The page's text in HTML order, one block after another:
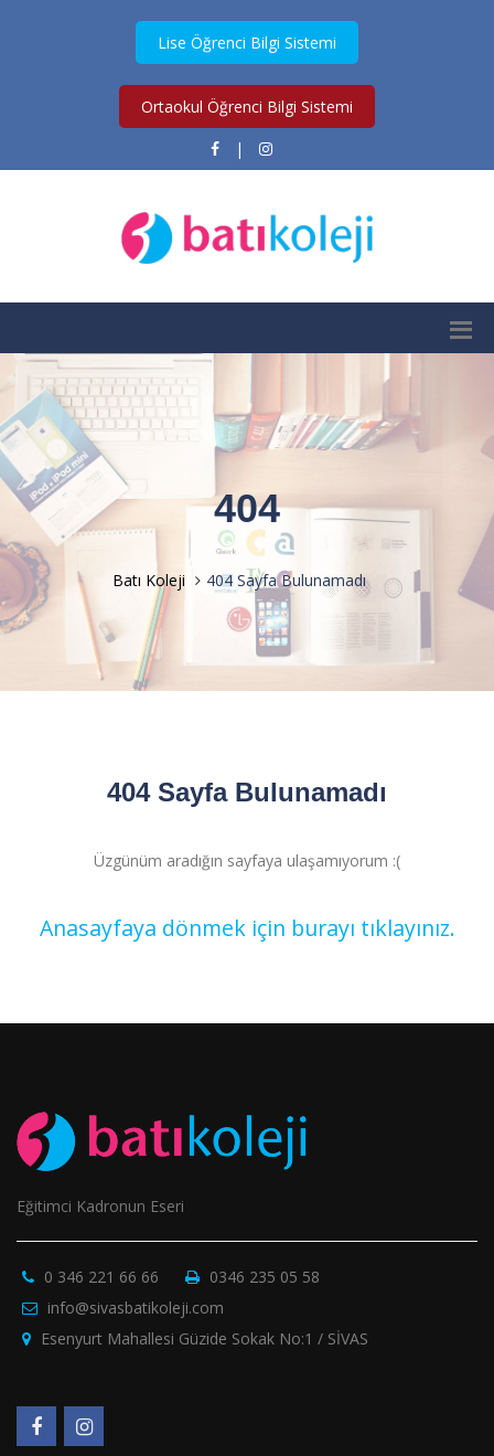
Lise Öğrenci Bilgi Sistemi
Ortaokul Öğrenci Bilgi Sistemi
|
404
Batı Koleji 404 Sayfa Bulunamadı
404 Sayfa Bulunamadı
Üzgünüm aradığın sayfaya ulaşamıyorum :(
Anasayfaya dönmek için burayı tıklayınız.
Eğitimci Kadronun Eseri
0 346 221 66 66
0346 235 05 58
info@sivasbatikoleji.com
Esenyurt Mahallesi Güzide Sokak No:1 / SİVAS